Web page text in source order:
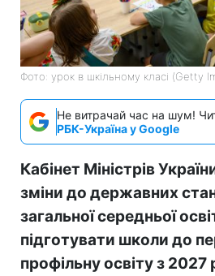
Фото: урок в шкільному класі (Getty
Не витрачай час на шум!
РБК-Україна у Google
Кабінет Міністрів
зміни до державних
загальної середньої
підготувати школи до
профільну освіту з